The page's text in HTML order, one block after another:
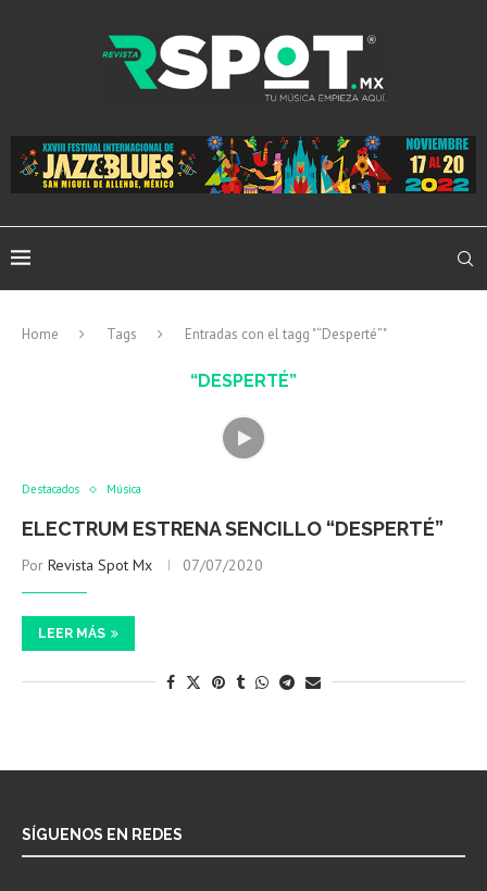
Home Tags Entradas con el tagg "“Desperté”"
“DESPERTÉ”
Destacados Música
ELECTRUM ESTRENA SENCILLO “DESPERTÉ”
Por Revista Spot Mx 07/07/2020
LEER MÁS
SÍGUENOS EN REDES